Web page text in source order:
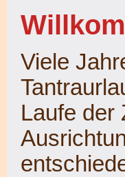
Viele
Laufe der